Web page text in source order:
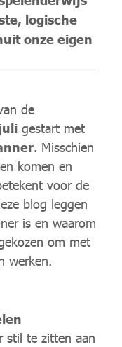
logische
onze eigen
de
gestart met
. Misschien
komen en
voor de
blog leggen
is en waarom
om met
werken.
stil te zitten aan